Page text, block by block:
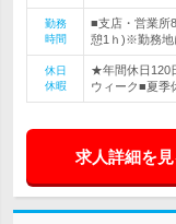
勤務
時間
■支店・営業所
憩1ｈ)※勤務地
休日
休暇
★年間休日120
ウィーク■夏季
求人詳細を見